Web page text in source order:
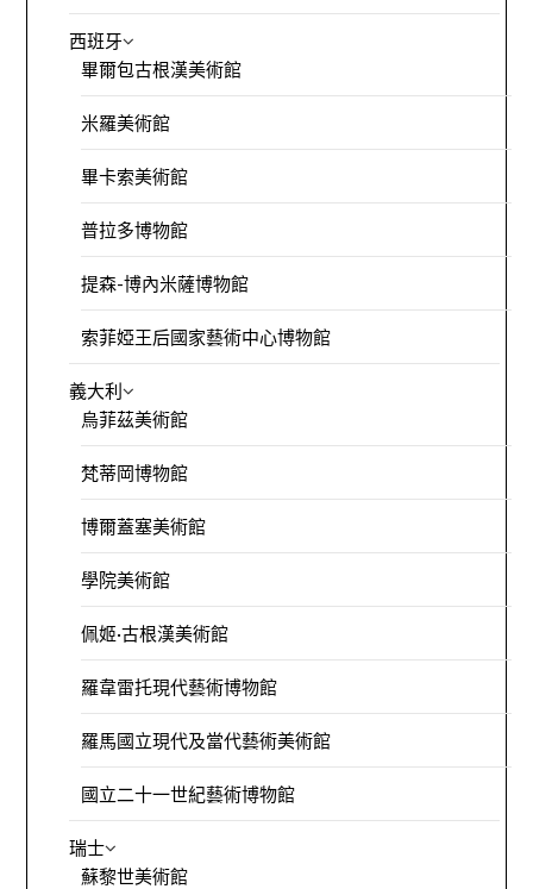
西班牙
畢爾包古根漢美術館
米羅美術館
畢卡索美術館
普拉多博物館
提森-博內米薩博物館
索菲婭王后國家藝術中心博物館
義大利
烏菲茲美術館
梵蒂岡博物館
博爾蓋塞美術館
學院美術館
佩姬·古根漢美術館
羅韋雷托現代藝術博物館
羅馬國立現代及當代藝術美術館
國立二十一世紀藝術博物館
瑞士
蘇黎世美術館